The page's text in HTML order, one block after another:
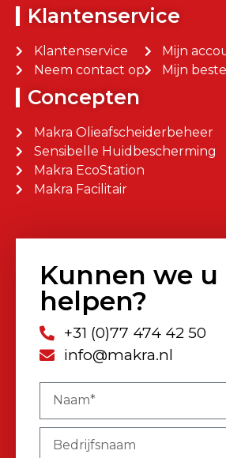
Klantenservice
Klantenservice
Neem contact op
Mijn
Mijn
Concepten
Makra Olieafscheiderbeheer
Sensibelle Huidbescherming
Makra EcoStation
Makra Facilitair
Kunnen we u
helpen?
+31 (0)77 474 42 50
info@makra.nl